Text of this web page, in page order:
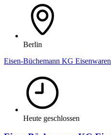
Berlin
Eisen-Büchemann KG
Heute geschlossen